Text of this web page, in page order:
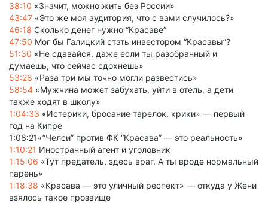
38:10 «Значит, можно жить без России»
43:47 «Это же моя аудитория, что с вами случилось?»
46:18 Сколько денег нужно “Красаве”
47:50 Мог бы Галицкий стать инвестором “Красавы”?
51:30 «Не сдавайся, даже если ты разобранный и
думаешь, что сейчас сдохнешь»
53:28 «Раза три мы точно могли развестись»
58:54 «Мужчина может забухать, уйти в отель, а дети
также ходят в школу»
1:04:33 «Истерики, бросание тарелок, крики» — первый
год на Кипре
1:08:21«”Челси” против ФК “Красава” — это реальность»
1:10:21 Иностранный агент и уголовник
1:15:06 «Тут предатель, здесь враг. А ты вроде нормальный
парень»
1:18:38 «Красава — это уличный респект» — откуда у Жени
взялось такое прозвище